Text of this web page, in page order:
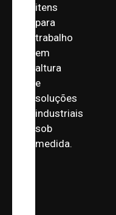
itens
para
trabalho
em
altura
e
soluções
industriais
sob
medida.